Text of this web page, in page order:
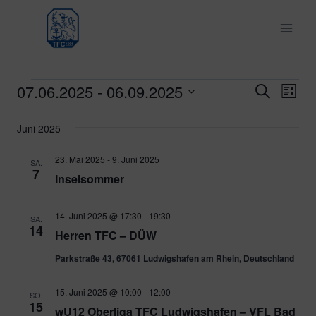
springen
Veranstaltungen SucheListe
07.06.2025 - 06.09.2025
wählen.
Juni 2025
SA.
7 Inselsommer
23. Mai 2025 - 9. Juni 2025
SA.
14 Herren TFC – DÜW
14. Juni 2025 @ 17:30 - 19:30
Parkstraße 43, 67061 Ludwigshafen am Rhein, Deutschland
SO.
15
wU12 Oberliga TFC Ludwigshafen – VFL Bad
15. Juni 2025 @ 10:00 - 12:00